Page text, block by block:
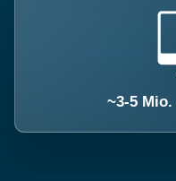
~3-5 Mio.